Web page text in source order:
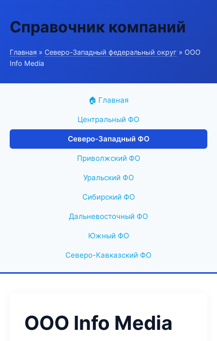
Справочник компаний
Главная » Северо-Западный федеральный округ » ООО
Info Media
🏠 Главная
Центральный ФО
Северо-Западный ФО
Приволжский ФО
Уральский ФО
Сибирский ФО
Дальневосточный ФО
Южный ФО
Северо-Кавказский ФО
ООО Info Media